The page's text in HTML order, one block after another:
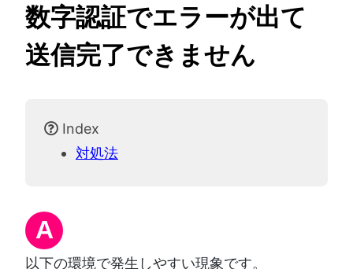
数字認証でエラーが出て
送信完了できません
Index
対処法
A
以下の環境で発生しやすい現象です。